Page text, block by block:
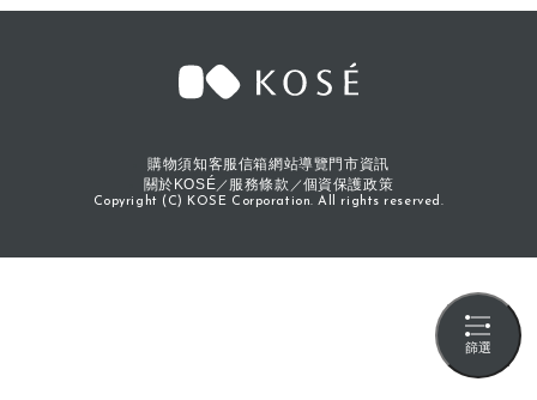
篩選
購物須知客服信箱網站導覽門市資訊
關於KOSÉ
服務條款 個資保護政策
Copyright (C) KOSE Corporation. All rights reserved.